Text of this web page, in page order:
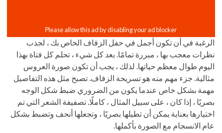
الرغبة في أن تكون أجمل في حفل الزفاف الخاص بك ، لجذب
نظرات معجب بها ، مبررة تمامًا. بعد كل شيء ، تحلم كل فتاة بهذا
اليوم طوال معظم حياتها. لذلك ، يجب أن تكون صورة العروس
مثالية. جزء مهم منه هو تسريحة الزفاف. تصبح مثل هذه التفاصيل
مهمة بشكل خاص عندما يكون من الضروري ضبط شكل الوجه
بصريًا ، إذا كان ، على سبيل المثال ، كاملًا. تصفيفة الشعر التي تم
اختيارها بعناية يمكن أن تطيلها بصريًا ، وتجعلها أنحف وتضبط بشكل
عام الانسجام مع الصورة بأكملها.